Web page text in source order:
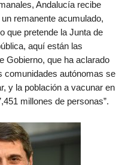
Andalucía recibe
remanente acumulado,
que pretende la Junta de
aquí están las
Gobierno, que ha aclarado
comunidades autónomas se
y la población a vacunar en
millones de personas”.